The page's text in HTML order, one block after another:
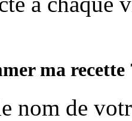
ma recette
nom de